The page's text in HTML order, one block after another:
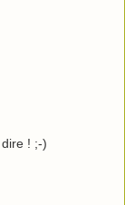
! ;-)